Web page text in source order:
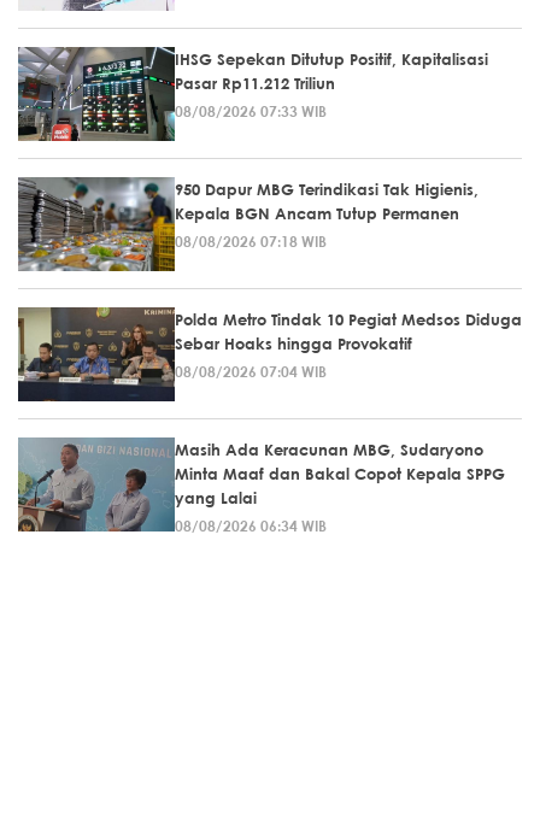
IHSG Sepekan Ditutup Positif, Kapitalisasi
Pasar Rp11.212 Triliun
08/08/2026 07:33 WIB
950 Dapur MBG Terindikasi Tak Higienis,
Kepala BGN Ancam Tutup Permanen
08/08/2026 07:18 WIB
Polda Metro Tindak 10 Pegiat Medsos Diduga
Sebar Hoaks hingga Provokatif
08/08/2026 07:04 WIB
Masih Ada Keracunan MBG, Sudaryono
Minta Maaf dan Bakal Copot Kepala SPPG
yang Lalai
08/08/2026 06:34 WIB